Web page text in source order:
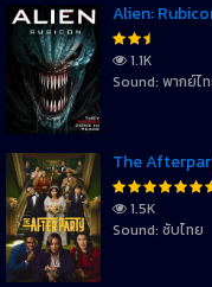
Alien:
1.1K
Sound: พากย์ไ
The
1.5K
Sound: ซับไทย